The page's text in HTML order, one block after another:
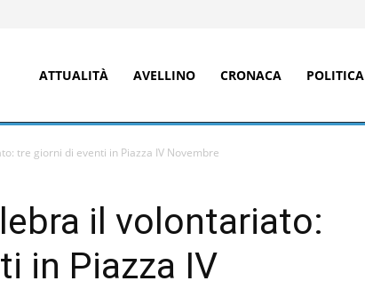
ATTUALITÀ AVELLINO CRONACA POLITICA
tre giorni di eventi in Piazza IV Novembre
il volontariato:
in Piazza IV